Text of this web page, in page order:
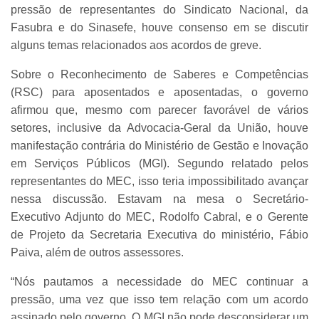
pressão de representantes do Sindicato Nacional, da
Fasubra e do Sinasefe, houve consenso em se discutir
alguns temas relacionados aos acordos de greve.
Sobre o Reconhecimento de Saberes e Competências
(RSC) para aposentados e aposentadas, o governo
afirmou que, mesmo com parecer favorável de vários
setores, inclusive da Advocacia-Geral da União, houve
manifestação contrária do Ministério de Gestão e Inovação
em Serviços Públicos (MGI). Segundo relatado pelos
representantes do MEC, isso teria impossibilitado avançar
nessa discussão. Estavam na mesa o Secretário-
Executivo Adjunto do MEC, Rodolfo Cabral, e o Gerente
de Projeto da Secretaria Executiva do ministério, Fábio
Paiva, além de outros assessores.
“Nós pautamos a necessidade do MEC continuar a
pressão, uma vez que isso tem relação com um acordo